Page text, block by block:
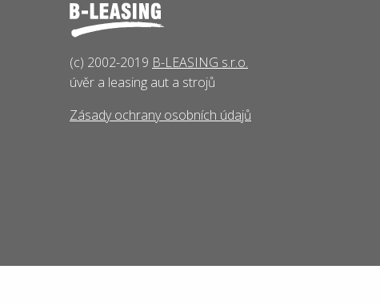
(c) 2002-2019 B-LEASING s.r.o.
úvěr a leasing aut a strojů
Zásady ochrany osobních údajů